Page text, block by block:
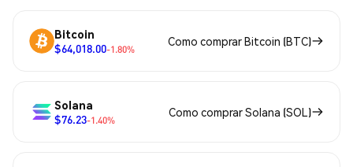
Bitcoin
$64,018.00-1.80%
Como comprar Bitcoin (BTC)
Solana
$76.23-1.40%
Como comprar Solana (SOL)